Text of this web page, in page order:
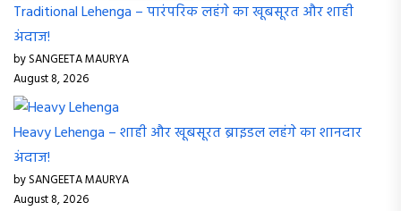
Traditional Lehenga – पारंपरिक लहंगे का खूबसूरत और शाही
अंदाज!
by SANGEETA MAURYA
August 8, 2026
Heavy Lehenga – शाही और खूबसूरत ब्राइडल लहंगे का शानदार
अंदाज!
by SANGEETA MAURYA
August 8, 2026